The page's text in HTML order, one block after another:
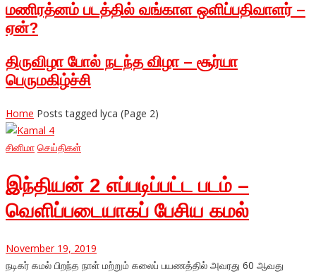
மணிரத்னம் படத்தில் வங்காள ஒளிப்பதிவாளர் –
ஏன்?
திருவிழா போல் நடந்த விழா – சூர்யா
பெருமகிழ்ச்சி
Home Posts tagged lyca (Page 2)
சினிமா செய்திகள்
இந்தியன் 2 எப்படிப்பட்ட படம் –
வெளிப்படையாகப் பேசிய கமல்
November 19, 2019
நடிகர் கமல் பிறந்த நாள் மற்றும் கலைப் பயணத்தில் அவரது 60 ஆவது